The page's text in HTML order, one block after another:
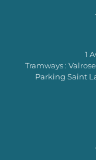
1
Tramways :
Parking Saint